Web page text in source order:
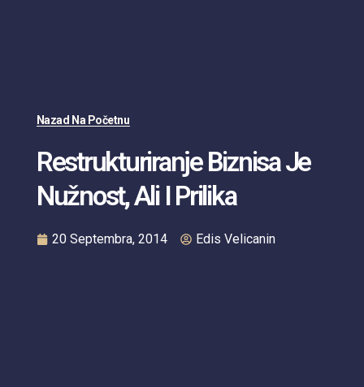
Nazad Na Početnu
Restrukturiranje Biznisa Je
Nužnost, Ali I Prilika
20 Septembra, 2014 Edis Velicanin